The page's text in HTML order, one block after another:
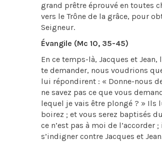
grand prêtre éprouvé en toutes
vers le Trône de la grâce, pour
Seigneur.
Évangile (Mc 10, 35-45)
En ce temps-là, Jacques et
te demander, nous voudrions
lui répondirent : « Donne-nous
ne savez pas ce que vous
lequel je vais être plongé ? » Ils
boirez ; et vous serez baptisés
ce n’est pas à moi de
s’indigner contre Jacques et